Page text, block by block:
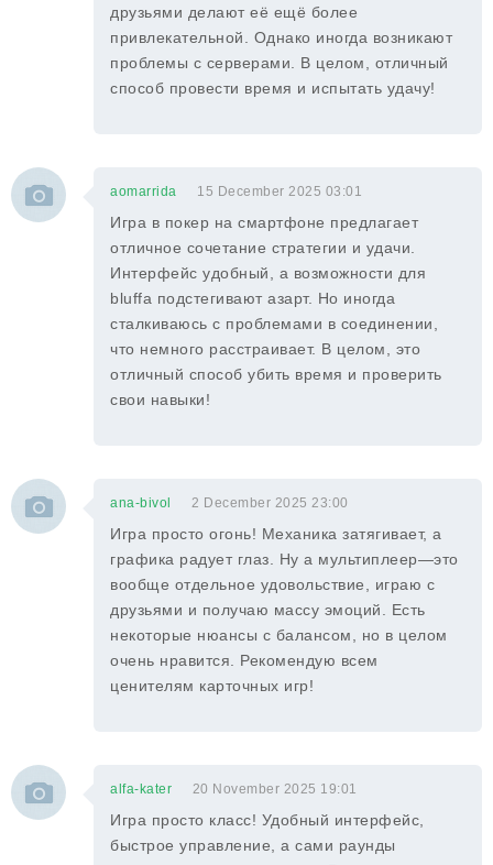
друзьями делают её ещё более
привлекательной. Однако иногда возникают
проблемы с серверами. В целом, отличный
способ провести время и испытать удачу!
aomarrida 15 December 2025 03:01
Игра в покер на смартфоне предлагает
отличное сочетание стратегии и удачи.
Интерфейс удобный, а возможности для
bluffа подстегивают азарт. Но иногда
сталкиваюсь с проблемами в соединении,
что немного расстраивает. В целом, это
отличный способ убить время и проверить
свои навыки!
ana-bivol 2 December 2025 23:00
Игра просто огонь! Механика затягивает, а
графика радует глаз. Ну а мультиплеер—это
вообще отдельное удовольствие, играю с
друзьями и получаю массу эмоций. Есть
некоторые нюансы с балансом, но в целом
очень нравится. Рекомендую всем
ценителям карточных игр!
alfa-kater 20 November 2025 19:01
Игра просто класс! Удобный интерфейс,
быстрое управление, а сами раунды